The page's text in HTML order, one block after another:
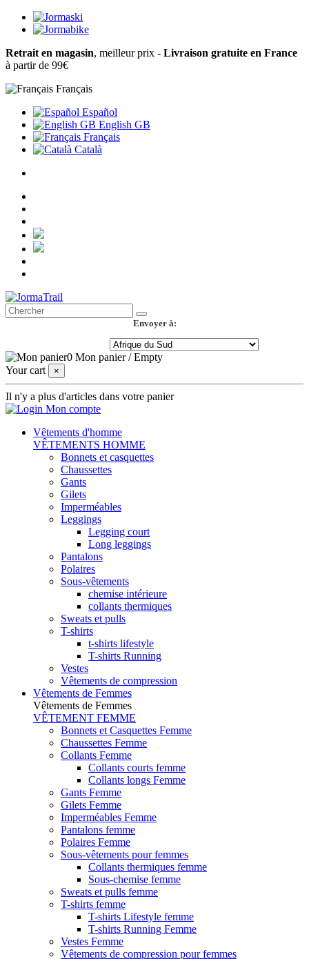
Retrait en magasin, meilleur prix - Livraison gratuite en France
à partir de 99€
Français
Español
English GB
Français
Català
Envoyer à:
0 Mon panier /Empty
Your cart
×
Il n'y a plus d'articles dans votre panier
Mon compte
Vêtements d'homme
VÊTEMENTS HOMME
Bonnets et casquettes
Chaussettes
Gants
Gilets
Imperméables
Leggings
Legging court
Long leggings
Pantalons
Polaires
Sous-vêtements
chemise intérieure
collants thermiques
Sweats et pulls
T-shirts
t-shirts lifestyle
T-shirts Running
Vestes
Vêtements de compression
Vêtements de Femmes
Vêtements de Femmes
VÊTEMENT FEMME
Bonnets et Casquettes Femme
Chaussettes Femme
Collants Femme
Collants courts femme
Collants longs Femme
Gants Femme
Gilets Femme
Imperméables Femme
Pantalons femme
Polaires Femme
Sous-vêtements pour femmes
Collants thermiques femme
Sous-chemise femme
Sweats et pulls femme
T-shirts femme
T-shirts Lifestyle femme
T-shirts Running Femme
Vestes Femme
Vêtements de compression pour femmes